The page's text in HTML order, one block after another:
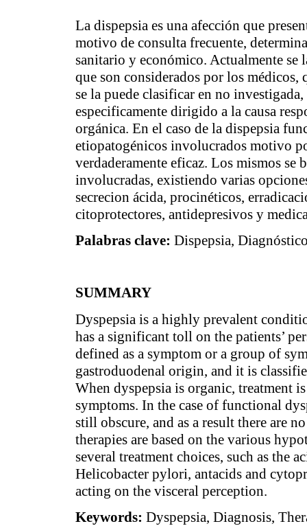
La dispepsia es una afección que
motivo de consulta frecuente,
sanitario y económico. Actualmente
que son considerados por los
se la puede clasificar en no
especificamente dirigido a la causa
orgánica. En el caso de la dispepsia
etiopatogénicos involucrados motivo
verdaderamente eficaz. Los mismos se
involucradas, existiendo varias
secrecion ácida, procinéticos,
citoprotectores, antidepresivos y
Palabras clave: Dispepsia,
SUMMARY
Dyspepsia is a highly prevalent
has a significant toll on the patients’
defined as a symptom or a group of
gastroduodenal origin, and it is
When dyspepsia is organic, treatment
symptoms. In the case of functional
still obscure, and as a result there are
therapies are based on the various
several treatment choices, such as the
Helicobacter pylori, antacids and
acting on the visceral perception.
Keywords: Dyspepsia, Diagnosis,